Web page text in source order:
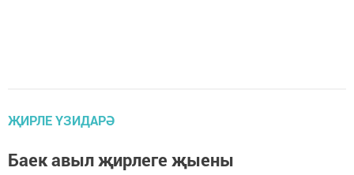
ҖИРЛЕ ҮЗИДАРӘ
Баек авыл җирлеге җыены